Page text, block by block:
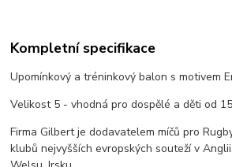
Kompletní specifikace
Upomínkový a tréninkový balon s motivem
Velikost 5 - vhodná pro dospělé a děti od
Firma Gilbert je dodavatelem míčů pro
klubů nejvyšších evropských souteží v